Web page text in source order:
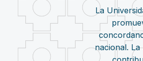
La
nacional.